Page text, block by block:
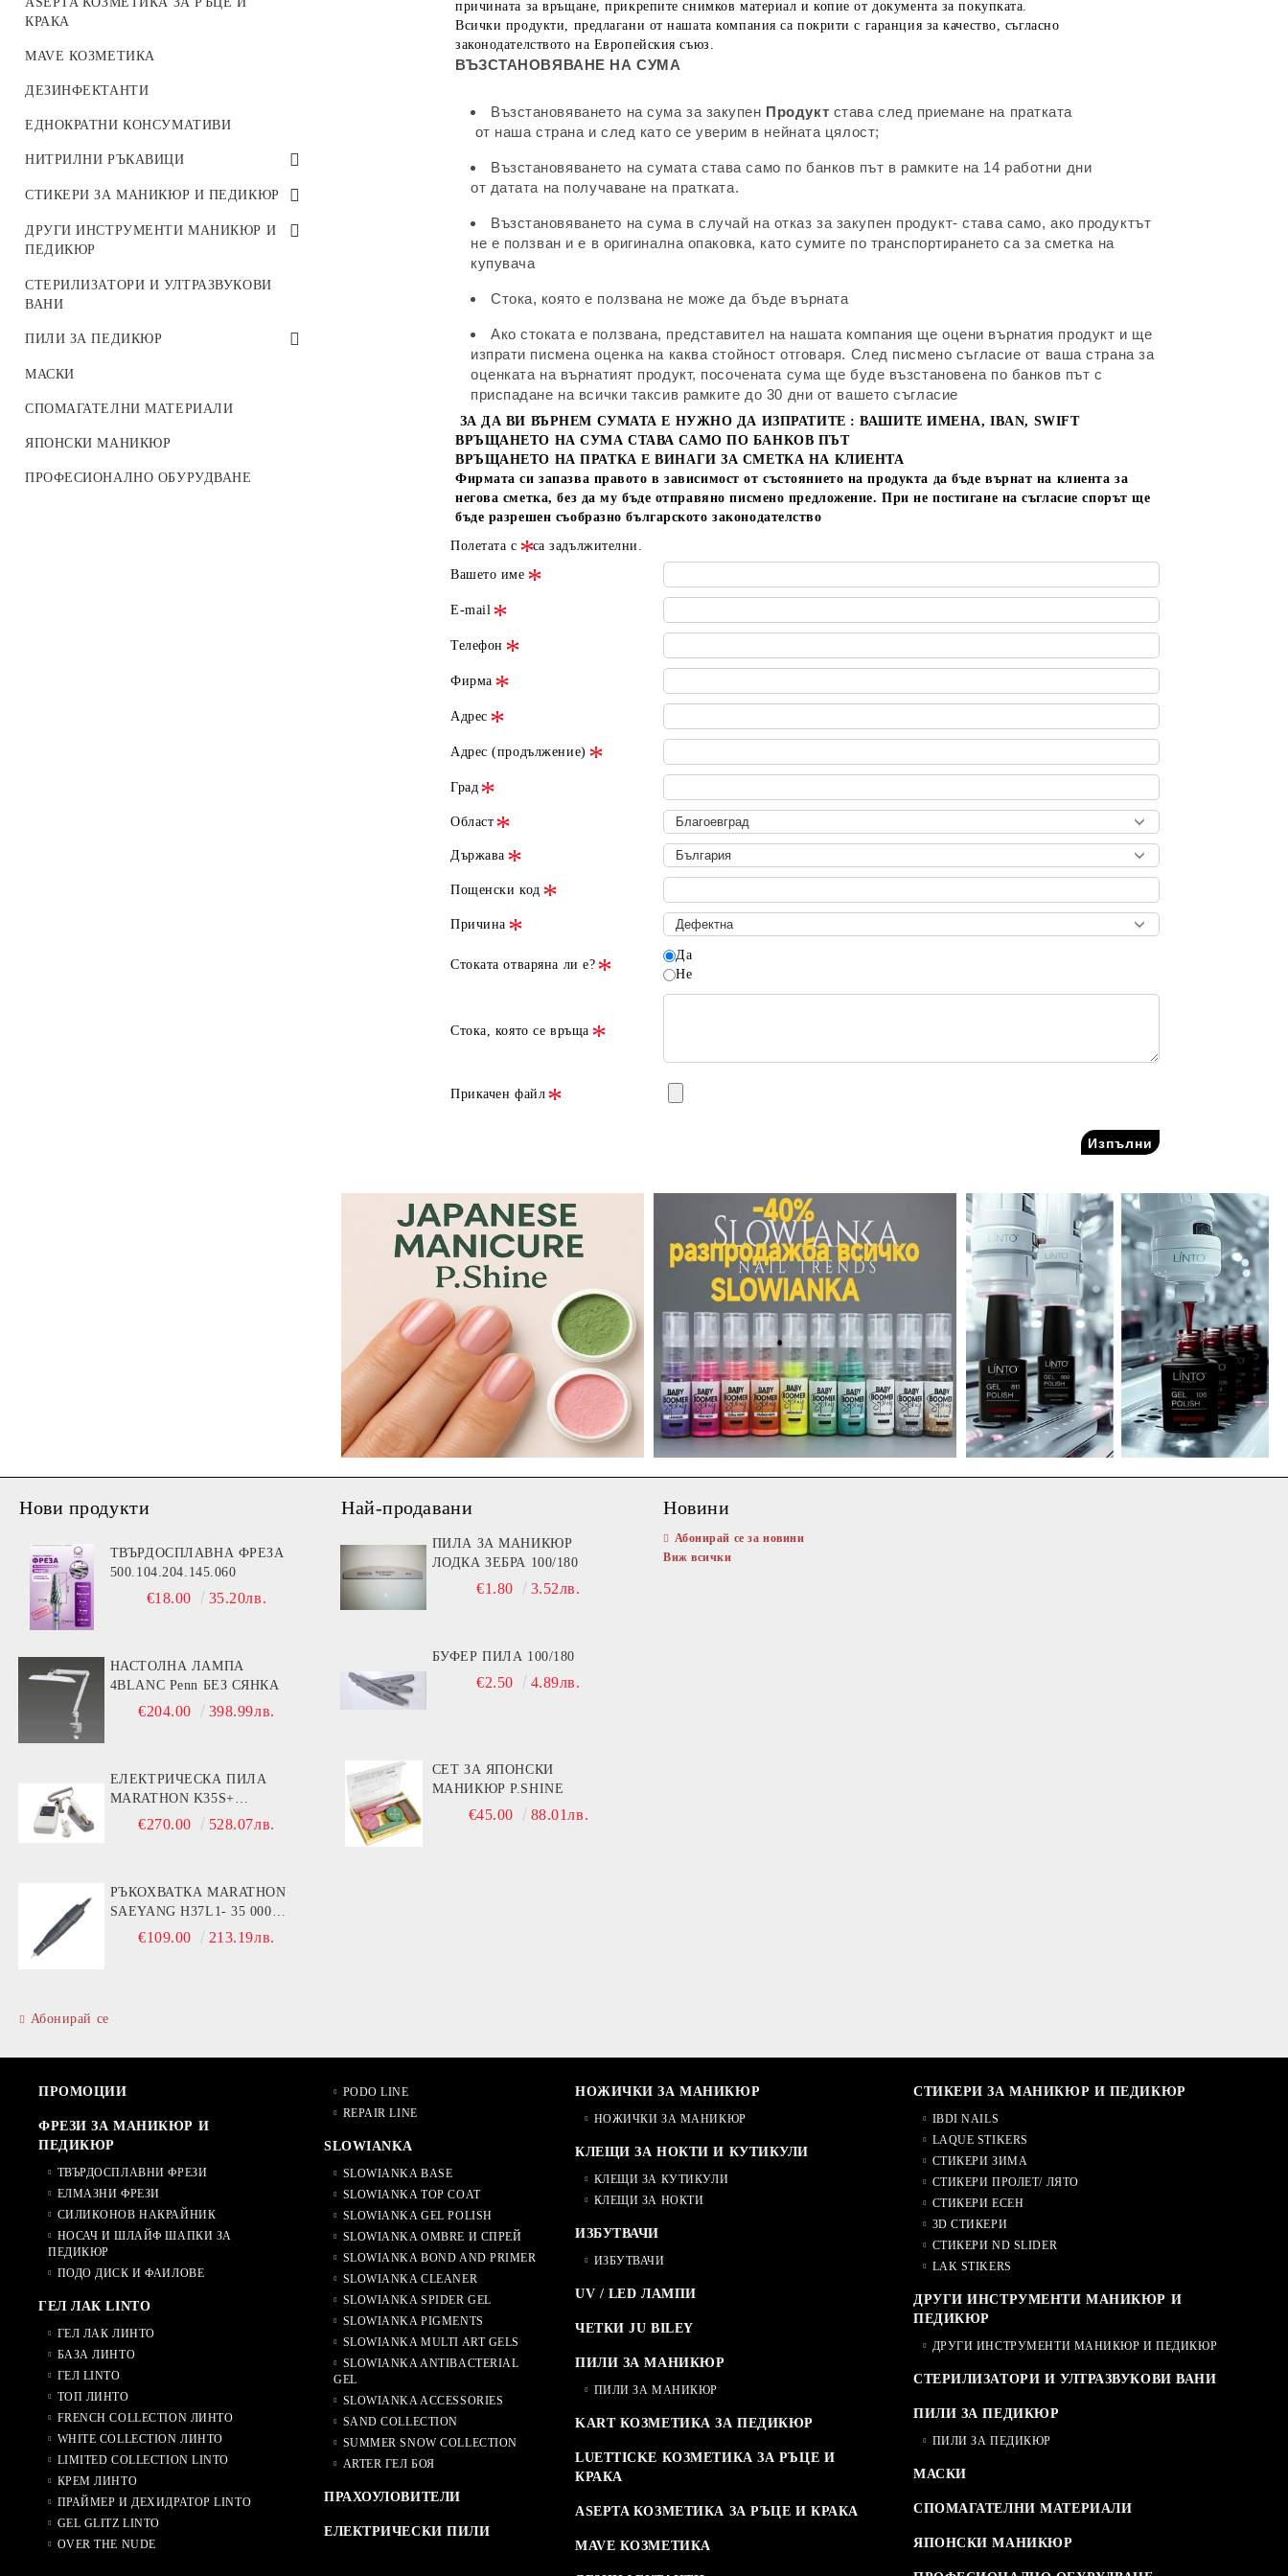
SAND COLLECTION
SUMMER SNOW COLLECTION
ARTER ГЕЛ БОЯ
КРАКА
MAVE КОЗМЕТИКА
ДЕЗИНФЕКТАНТИ
ЕДНОКРАТНИ КОНСУМАТИВИ
НИТРИЛНИ РЪКАВИЦИ
НИТРИЛНИ РЪКАВИЦИ
СТИКЕРИ ЗА МАНИКЮР И ПЕДИКЮР
IBDI NAILS
СТИКЕРИ ЗИМА
СТИКЕРИ ПРОЛЕТ/ ЛЯТО
СТИКЕРИ ЕСЕН
3D СТИКЕРИ
СТИКЕРИ ND SLIDER
LAK STIKERS
ДРУГИ ИНСТРУМЕНТИ МАНИКЮР И
ПЕДИКЮР
ДРУГИ ИНСТРУМЕНТИ МАНИКЮР
И ПЕДИКЮР
СТЕРИЛИЗАТОРИ И УЛТРАЗВУКОВИ
ВАНИ
ПИЛИ ЗА ПЕДИКЮР
ПИЛИ ЗА ПЕДИКЮР
МАСКИ
СПОМАГАТЕЛНИ МАТЕРИАЛИ
ЯПОНСКИ МАНИКЮР
ПРОФЕСИОНАЛНО ОБУРУДВАНЕ
причината за връщане, прикрепите снимков материал и копие от документа за покупката.
Всички продукти, предлагани от нашата компания са покрити с гаранция за качество, съгласно
законодателството на Европейския съюз.
ВЪЗСТАНОВЯВАНЕ НА СУМА
Възстановяването на сума за закупен Продукт става след приемане на пратката
от наша страна и след като се уверим в нейната цялост;
Възстановяването на сумата става само по банков път в рамките на 14 работни дни
от датата на получаване на пратката.
Възстановяването на сума в случай на отказ за закупен продукт- става само, ако продуктът
не е ползван и е в оригинална опаковка, като сумите по транспортирането са за сметка на
купувача
Стока, която е ползвана не може да бъде върната
Ако стоката е ползвана, представител на нашата компания ще оцени върнатия продукт и ще
изпрати писмена оценка на каква стойност отговаря. След писмено съгласие от ваша страна за
оценката на върнатият продукт, посочената сума ще буде възстановена по банков път с
приспадане на всички таксив рамките до 30 дни от вашето съгласие
ЗА ДА ВИ ВЪРНЕМ СУМАТА Е НУЖНО ДА ИЗПРАТИТЕ : ВАШИТЕ ИМЕНА, IBAN, SWIFT
ВРЪЩАНЕТО НА СУМА СТАВА САМО ПО БАНКОВ ПЪТ
ВРЪЩАНЕТО НА ПРАТКА Е ВИНАГИ ЗА СМЕТКА НА КЛИЕНТА
Фирмата си запазва правото в зависимост от състоянието на продукта да бъде върнат на клиента за
негова сметка, без да му бъде отправяно писмено предложение. При не постигане на съгласие спорът ще
бъде разрешен съобразно българското законодателство
Полетата с
са задължителни.
Вашето име
E-mail
Телефон
Фирма
Адрес
Адрес (продължение)
Град
Област
Държава
Пощенски код
Причина
Стоката отваряна ли е?
Да
Не
Стока, която се връща
Прикачен файл
Нови продукти
ТВЪРДОСПЛАВНА ФРЕЗА
500.104.204.145.060
€18.00 35.20лв.
НАСТОЛНА ЛАМПА
4BLANC Penn БЕЗ СЯНКА
€204.00 398.99лв.
ЕЛЕКТРИЧЕСКА ПИЛА
MARATHON K35S+
РЪКОХВАТКА BS30S- 30000
€270.00 528.07лв.
РЪКОХВАТКА MARATHON
SAEYANG H37L1- 35 000
ОБОРОТА
€109.00 213.19лв.
Абонирай се
Най-продавани
ПИЛА ЗА МАНИКЮР
ЛОДКА ЗЕБРА 100/180
€1.80 3.52лв.
БУФЕР ПИЛА 100/180
€2.50 4.89лв.
СЕТ ЗА ЯПОНСКИ
МАНИКЮР P.SHINE
€45.00 88.01лв.
Новини
Абонирай се за новини
Виж всички
ПРОМОЦИИ
ФРЕЗИ ЗА МАНИКЮР И
ПЕДИКЮР
ТВЪРДОСПЛАВНИ ФРЕЗИ
ЕЛМАЗНИ ФРЕЗИ
СИЛИКОНОВ НАКРАЙНИК
НОСАЧ И ШЛАЙФ ШАПКИ ЗА
ПЕДИКЮР
ПОДО ДИСК И ФАИЛОВЕ
ГЕЛ ЛАК LINTO
ГЕЛ ЛАК ЛИНТО
БАЗА ЛИНТО
ГЕЛ LINTO
ТОП ЛИНТО
FRENCH COLLECTION ЛИНТО
WHITE COLLECTION ЛИНТО
LIMITED COLLECTION LINTO
КРЕМ ЛИНТО
ПРАЙМЕР И ДЕХИДРАТОР LINTO
GEL GLITZ LINTO
OVER THE NUDE
PODO LINE
REPAIR LINE
SLOWIANKA
SLOWIANKA BASE
SLOWIANKA TOP COAT
SLOWIANKA GEL POLISH
SLOWIANKA OMBRE И СПРЕЙ
SLOWIANKA BOND AND PRIMER
SLOWIANKA CLEANER
SLOWIANKA SPIDER GEL
SLOWIANKA PIGMENTS
SLOWIANKA MULTI ART GELS
SLOWIANKA ANTIBACTERIAL
GEL
SLOWIANKA ACCESSORIES
SAND COLLECTION
SUMMER SNOW COLLECTION
ARTER ГЕЛ БОЯ
ПРАХОУЛОВИТЕЛИ
ЕЛЕКТРИЧЕСКИ ПИЛИ
НОЖИЧКИ ЗА МАНИКЮР
НОЖИЧКИ ЗА МАНИКЮР
КЛЕЩИ ЗА НОКТИ И КУТИКУЛИ
КЛЕЩИ ЗА КУТИКУЛИ
КЛЕЩИ ЗА НОКТИ
ИЗБУТВАЧИ
ИЗБУТВАЧИ
UV / LED ЛАМПИ
ЧЕТКИ JU BILEY
ПИЛИ ЗА МАНИКЮР
ПИЛИ ЗА МАНИКЮР
KART КОЗМЕТИКА ЗА ПЕДИКЮР
LUETTICKE КОЗМЕТИКА ЗА РЪЦЕ И
КРАКА
ASEPTA КОЗМЕТИКА ЗА РЪЦЕ И КРАКА
MAVE КОЗМЕТИКА
СТИКЕРИ ЗА МАНИКЮР И ПЕДИКЮР
IBDI NAILS
LAQUE STIKERS
СТИКЕРИ ЗИМА
СТИКЕРИ ПРОЛЕТ/ ЛЯТО
СТИКЕРИ ЕСЕН
3D СТИКЕРИ
СТИКЕРИ ND SLIDER
LAK STIKERS
ДРУГИ ИНСТРУМЕНТИ МАНИКЮР И
ПЕДИКЮР
ДРУГИ ИНСТРУМЕНТИ МАНИКЮР И ПЕДИКЮР
СТЕРИЛИЗАТОРИ И УЛТРАЗВУКОВИ ВАНИ
ПИЛИ ЗА ПЕДИКЮР
ПИЛИ ЗА ПЕДИКЮР
МАСКИ
СПОМАГАТЕЛНИ МАТЕРИАЛИ
ЯПОНСКИ МАНИКЮР